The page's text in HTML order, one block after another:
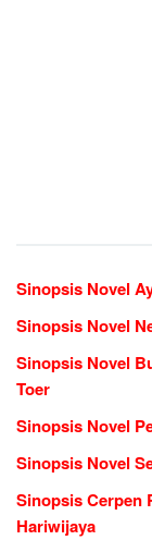
Sinopsis Novel
Sinopsis Novel
Sinopsis Novel
Toer
Sinopsis Novel
Sinopsis Novel
Sinopsis Cerpen
Hariwijaya